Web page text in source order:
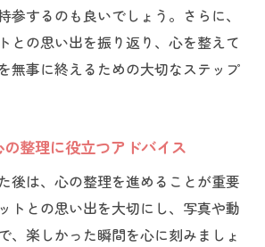
参するのも良いでしょう。さらに、
との思い出を振り返り、心を整えて
無事に終えるための大切なステップ
整理に役立つアドバイス
後は、心の整理を進めることが重要
トとの思い出を大切にし、写真や動
、楽しかった瞬間を心に刻みましょ